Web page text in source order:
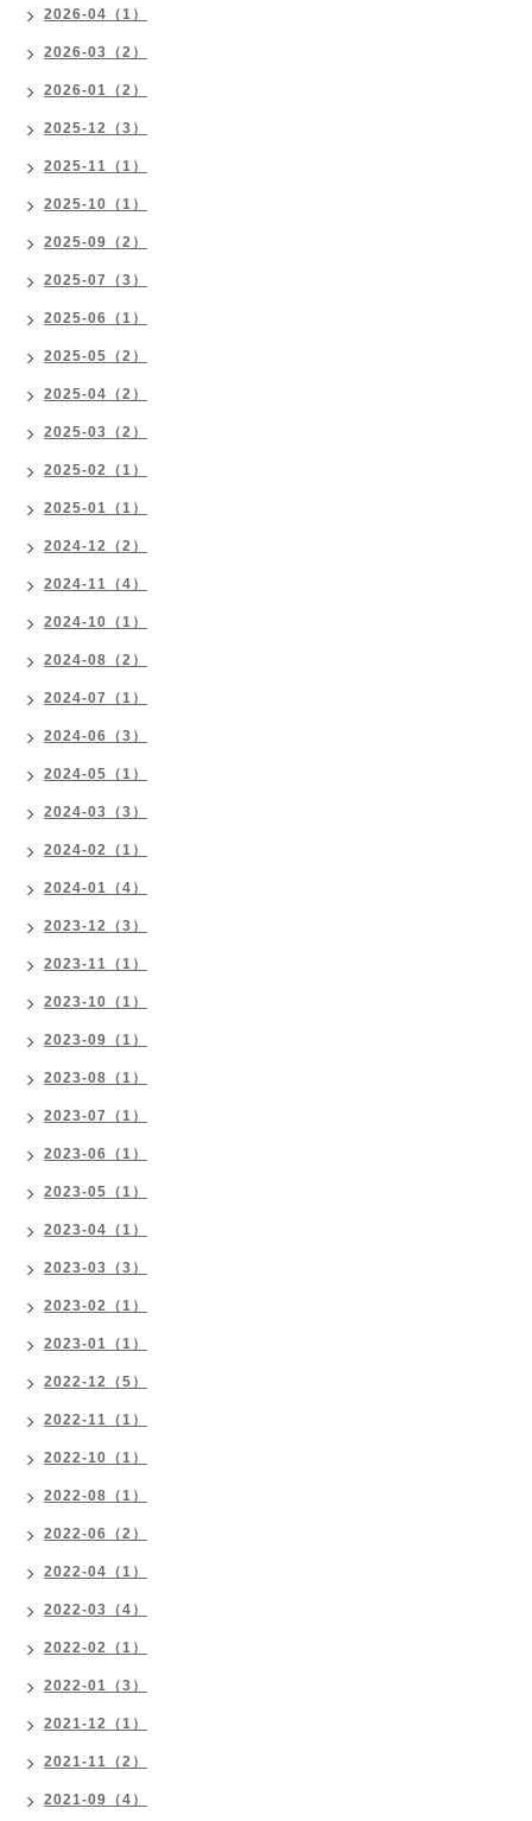
2026-04（1）
2026-03（2）
2026-01（2）
2025-12（3）
2025-11（1）
2025-10（1）
2025-09（2）
2025-07（3）
2025-06（1）
2025-05（2）
2025-04（2）
2025-03（2）
2025-02（1）
2025-01（1）
2024-12（2）
2024-11（4）
2024-10（1）
2024-08（2）
2024-07（1）
2024-06（3）
2024-05（1）
2024-03（3）
2024-02（1）
2024-01（4）
2023-12（3）
2023-11（1）
2023-10（1）
2023-09（1）
2023-08（1）
2023-07（1）
2023-06（1）
2023-05（1）
2023-04（1）
2023-03（3）
2023-02（1）
2023-01（1）
2022-12（5）
2022-11（1）
2022-10（1）
2022-08（1）
2022-06（2）
2022-04（1）
2022-03（4）
2022-02（1）
2022-01（3）
2021-12（1）
2021-11（2）
2021-09（4）